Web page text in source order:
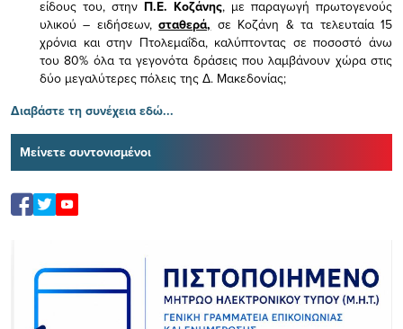
είδους του, στην Π.Ε. Κοζάνης, με παραγωγή πρωτογενούς
υλικού – ειδήσεων,σταθερά, σε Κοζάνη & τα τελευταία 15
χρόνια και στην Πτολεμαΐδα, καλύπτοντας σε ποσοστό άνω
του 80% όλα τα γεγονότα δράσεις που λαμβάνουν χώρα στις
δύο μεγαλύτερες πόλεις της Δ. Μακεδονίας;
Διαβάστε τη συνέχεια εδώ...
Μείνετε συντονισμένοι